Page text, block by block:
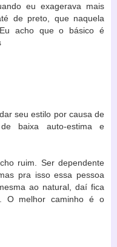
eu exagerava mais
de preto, que naquela
acho que o básico é
seu estilo por causa de
baixa auto-estima e
ruim. Ser dependente
pra isso essa pessoa
ao natural, daí fica
O melhor caminho é o